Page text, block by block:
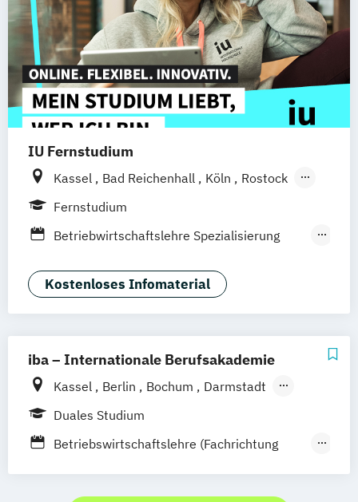
IU Fernstudium
Kassel Bad Reichenhall Köln
Rostock
Freiburg
Bielefeld Deggendorf
Karlsruhe
Oberhausen Offenbach Saarbrücken
Neu-Ulm Graz Innsbruck Wien
Augsburg Freising Friedrichshafen
Klagenfurt Magdeburg Münster Trier
Würzburg Chemnitz Linz
deutschlandweit
Fernstudium
Betriebwirtschaftslehre Spezialisierung
Hotelmanagement (DE/EN)
Tourismusmanagement
Kostenloses Infomaterial
iba – Internationale Berufsakademie
Kassel Berlin Bochum
Darmstadt
Erfurt
Hamburg
Online-Campus
Duales Studium
Betriebswirtschaftslehre (Fachrichtung